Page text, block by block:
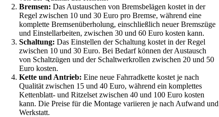
Bremsen: Das Austauschen von Bremsbelägen kostet in der
Regel zwischen 10 und 30 Euro pro Bremse, während eine
komplette Bremsenüberholung, einschließlich neuer Bremszüge
und Einstellarbeiten, zwischen 30 und 60 Euro kosten kann.
Schaltung: Das Einstellen der Schaltung kostet in der Regel
zwischen 10 und 30 Euro. Bei Bedarf können der Austausch
von Schaltzügen und der Schaltwerkrollen zwischen 20 und 50
Euro kosten.
Kette und Antrieb: Eine neue Fahrradkette kostet je nach
Qualität zwischen 15 und 40 Euro, während ein komplettes
Kettenblatt- und Ritzelset zwischen 40 und 100 Euro kosten
kann. Die Preise für die Montage variieren je nach Aufwand und
Werkstatt.